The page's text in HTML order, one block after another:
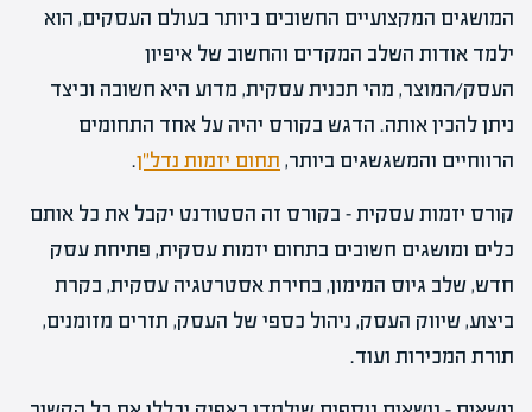
המושגים המקצועיים החשובים ביותר בעולם העסקים, הוא
ילמד אודות השלב המקדים והחשוב של איפיון
העסק/המוצר, מהי תכנית עסקית, מדוע היא חשובה וכיצד
ניתן להכין אותה. הדגש בקורס יהיה על אחד התחומים
הרווחיים והמשגשגים ביותר, תחום יזמות נדל"ן.
קורס יזמות עסקית – בקורס זה הסטודנט יקבל את כל אותם
כלים ומושגים חשובים בתחום יזמות עסקית, פתיחת עסק
חדש, שלב גיוס המימון, בחירת אסטרטגיה עסקית, בקרת
ביצוע, שיווק העסק, ניהול כספי של העסק, תזרים מזומנים,
תורת המכירות ועוד.